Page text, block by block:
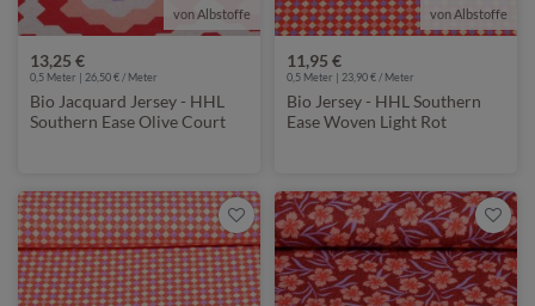
von Albstoffe
13,25 €
0,5 Meter | 26,50 € / Meter
Bio Jacquard Jersey - HHL
Southern Ease Olive Court
von Albstoffe
11,95 €
0,5 Meter | 23,90 € / Meter
Bio Jersey - HHL Southern
Ease Woven Light Rot